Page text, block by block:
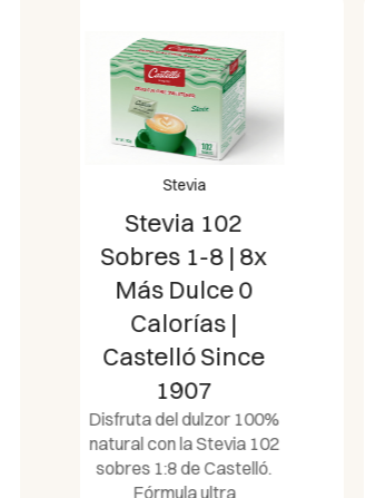
Stevia
Stevia
Comprimidos
150 Dosis | 0
Calorías con